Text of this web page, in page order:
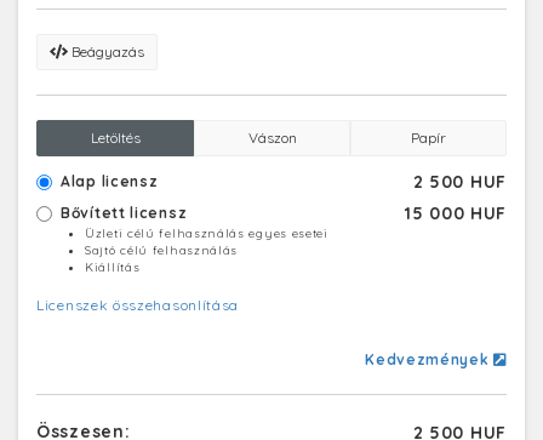
Beágyazás
Letöltés Vászon Papír
Alap licensz 2 500 HUF
Bővített licensz 15 000 HUF
Üzleti célú felhasználás egyes esetei
Sajtó célú felhasználás
Kiállítás
Licenszek összehasonlítása
Kedvezmények
Összesen: 2 500 HUF